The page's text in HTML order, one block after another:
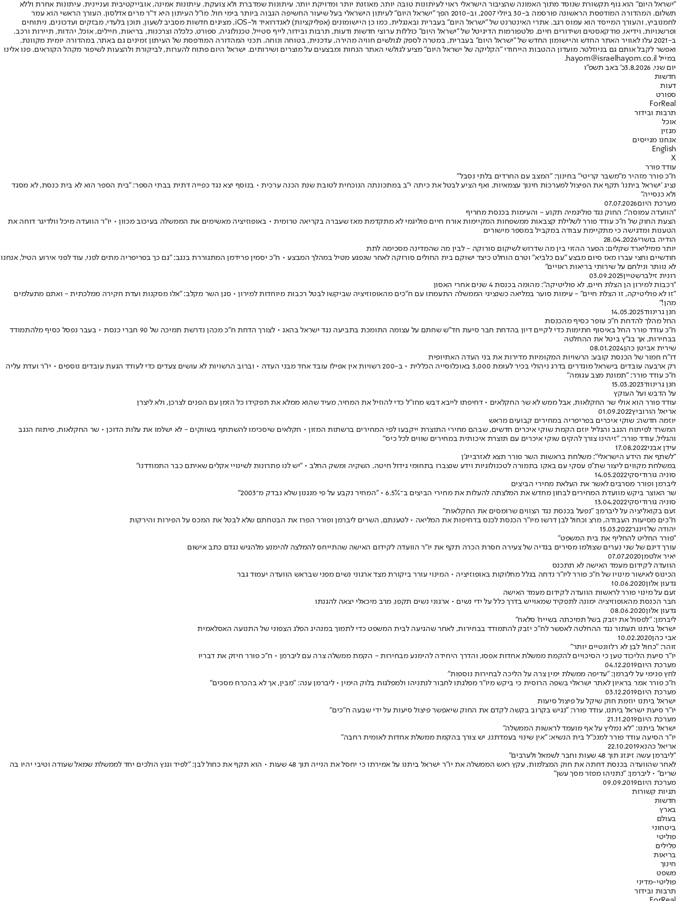
"ישראל היום" הוא גוף תקשורת שנוסד מתוך האמונה שהציבור הישראלי ראוי לעיתונות טובה יותר, מאוזנת יותר ומדויקת יותר. עיתונות שמדברת ולא צועקת. עיתונות אמינה, אובייקטיבית ועניינית. עיתונות אחרת וללא
תשלום. המהדורה המודפסת הראשונה פורסמה ב-30 ביולי 2007, וב-2010 הפך "ישראל היום" לעיתון הישראלי בעל שיעור החשיפה הגבוה ביותר בימי חול. מו"ל העיתון היא ד"ר מרים אדלסון. העורך הראשי הוא עמר
לחמנוביץ, והעורך המייסד הוא עמוס רגב. אתרי האינטרנט של "ישראל היום" בעברית ובאנגלית, כמו כן היישומונים (אפליקציות) לאנדרואיד ול-iOS, מציגים חדשות מסביב לשעון, תוכן בלעדי, מבזקים ועדכונים, ניתוחים
ופרשנויות, וידיאו, פודקאסטים ושידורים חיים. פלטפורמות הדיגיטל של "ישראל היום" כוללות ערוצי חדשות ודעות, תרבות ובידור, לייף סטייל, טכנולוגיה, ספורט, כלכלה וצרכנות, בריאות, חיילים, אוכל, יהדות, תיירות ורכב.
ב-2021 עלו לאוויר האתר החדש והיישומון החדש של "ישראל היום" בעברית, במטרה לספק לגולשים חוויה מהירה, עדכנית, בטוחה ונוחה. תכני המהדורה המודפסת של העיתון זמינים גם באתר, במהדורה יומית מקוונת,
ואפשר לקבל אותם גם בניוזלטר. מועדון ההטבות הייחודי "הקליקה של ישראל היום" מציע לגולשי האתר הנחות ומבצעים על מוצרים ושירותים. ישראל היום פתוח להערות, לביקורת ולהצעות לשיפור מקהל הקוראים. פנו אלינו
במייל hayom@israelhayom.co.il.
יום שני, 3.8.2026
כ' באב תשפ"ו
חדשות
דעות
ספורט
ForReal
תרבות ובידור
אוכל
מגזין
אנחנו מגייסים
English
X
עודד פורר
ח"כ פורר מזהיר מ"משבר קריטי" בחינוך: "המצב עם החרדים בלתי נסבל"
נציג ׳ישראל ביתנו׳ תקף את הפיצול למערכות חינוך עצמאיות, ואף הציע לבטל את כיתה י״ב במתכונתה הנוכחית לטובת שנת הכנה ערכית • בנוסף יצא נגד כפייה דתית בבתי הספר: ״בית הספר הוא לא בית כנסת, לא מסגד
ולא כנסייה״
מערכת היום07.07.2026
"הוועדה עמוסה": החוק נגד פוליגמיה תקוע - והעימות בכנסת מחריף
הצעת החוק של ח"כ עודד פורר לשלילת קצבאות ממשפחות המקיימות אורח חיים פוליגמי לא מתקדמת מאז שעברה בקריאה טרומית • באופוזיציה מאשימים את הממשלה בעיכוב מכוון • יו"ר הוועדה מיכל וולדיגר דוחה את
הטענות ומדגישה כי מתקיימת עבודה במקביל במספר מישורים
הודיה בושרי28.04.2026
יותר ממיליארד שקלים: הפער ההזוי בין מה שדרוש לשיקום סורוקה - לבין מה שהמדינה מסכימה לתת
חודשיים וחצי עברו מאז סיום מבצע "עם כלביא" וטרם הוחלט כיצד ישוקם בית החולים סורוקה לאחר שנפגע מטיל במהלך המבצע • ח"כ יסמין פרידמן המתגוררת בנגב: "גם כך בפריפריה מתים לפני, עוד לפני אירוע הטיל, אנחנו
לא נוותר ונילחם על שירותי בריאות ראויים"
רונית זילברשטיין03.09.2025
"רכבות למירון הן הצלת חיים, לא פוליטיקה": מהומה בכנסת 4 שנים אחרי האסון
"זו לא פוליטיקה, זו הצלת חיים" - עימות סוער במליאה כשנציגי הממשלה התעמתו עם ח"כים מהאופוזיציה שביקשו לבטל רכבות מיוחדות למירון • סגן השר מקלב: "אלו מסקנות ועדת חקירה ממלכתית - ואתם מתעלמים
מהן!"
חנן גרינווד14.05.2025
החל מהלך להדחת ח"כ עופר כסיף מהכנסת
ח"כ עודד פורר החל באיסוף חתימות כדי לקיים דיון בהדחת חבר סיעת חד"ש שחתם על עצומה התומכת בתביעה נגד ישראל בהאג • לצורך הדחת ח"כ מכהן נדרשת תמיכה של 90 חברי כנסת • בעבר נפסל כסיף מלהתמודד
בבחירות, אך בג"ץ ביטל את ההחלטה
שירית אביטן כהן08.01.2024
דו"ח חמור של הכנסת קובע: הרשויות המקומיות מדירות את בני העדה האתיופית
רק ארבעה עובדים בישראל מוגדרים בדרג ניהולי בכיר לעומת 3,000 באוכלוסייה הכללית • ב-200 רשויות אין אפילו עובד אחד מבני העדה • וברוב הרשויות לא עושים צעדים כדי לעודד הגעת עובדים נוספים • יו"ר ועדת עליה
ח"כ עודד פורר: "תמונת מצב עגומה"
חנן גרינווד15.03.2023
על הדבש ועל העוקץ
עודד פורר הוא אולי שר החקלאות, אבל ממש לא שר החקלאים • דחיפתו לייבא דבש מחו"ל כדי להוזיל את המחיר, מעיד שהוא ממלא את תפקידו כל הזמן עם הפנים לצרכן, ולא ליצרן
אריאל הורוביץ01.09.2022
יוזמה חדשה: שוקי איכרים בפריפריה במחירים קבועים מראש
המשרד לפיתוח הנגב והגליל יוזם הקמת שוקי איכרים חדשים, שבהם מחירי התוצרת ייקבעו לפי המחירים ברשתות המזון • חקלאים שיסכימו להשתתף בשווקים - לא ישלמו את עלות הדוכן • שר החקלאות, פיתוח הנגב
והגליל, עודד פורר: "זיהינו צורך להקים שוקי איכרים עם תוצרת איכותית במחירים שווים לכל כיס"
עידן אבני17.08.2022
"לשתף את הידע הישראלי": משלחת בראשות השר פורר תצא לאזרבייג'ן
במשלחת מקווים ליצור שת"פ עסקי עם באקו בתמורה לטכנולוגיות וידע שנצברו בתחומי גידול חיטה, השקיה ומשק החלב • "יש לנו פתרונות לשינויי אקלים שאיתם כבר התמודדנו"
סוניה גורודיסקי14.05.2022
ליברמן ופורר מסרבים לאשר את העלאת מחירי הביצים
שר האוצר ביקש מוועדת המחירים לבחון מחדש את המלצתה להעלות את מחירי הביצים ב־6.5% • "המחיר נקבע על פי מנגנון שלא נבדק מ־2003"
סוניה גורודיסקי13.04.2022
זעם בקואליציה על ליברמן: "נפעל בכנסת נגד הצווים שרומסים את החקלאות"
ח"כים מסיעות העבודה, מרצ וכחול לבן דרשו מיו"ר הכנסת לכנס בדחיפות את המליאה • לטענתם, השרים ליברמן ופורר הפרו את הבטחתם שלא לבטל את המכס על הפירות והירקות
יהודה שלזינגר15.03.2022
"פורר החליט להחליף את בית המשפט"
עורך דינם של שני נערים שצולמו מסירים בגדיה של צעירה חסרת הכרה תקף את יו"ר הוועדה לקידום האישה שהתייחס להמלצה להימנע מלהגיש נגדם כתב אישום
יאיר אלטמן07.07.2020
הוועדה לקידום מעמד האישה לא תתכנס
הכינוס לאישור מינויו של ח"כ פורר ליו"ר נדחה בגלל מחלוקות באופוזיציה • המינוי עורר ביקורת מצד ארגוני נשים מפני שבראש הוועדה יעמוד גבר
גדעון אלון10.06.2020
זעם על מינוי פורר לראשות הוועדה לקידום מעמד האישה
חבר הכנסת מהאופוזיציה ימונה לתפקיד שמאוייש בדרך כלל על ידי נשים • ארגוני נשים תקפו, מרב מיכאלי יצאה להגנתו
גדעון אלון08.06.2020
ליברמן: "לפסול את יזבק בשל תמיכתה בשייח' סלאח"
ישראל ביתנו תעתור נגד ההחלטה לאפשר לח"כ יזבק להתמודד בבחירות, לאחר שהגיעה לבית המשפט כדי לתמוך במנהיג הפלג הצפוני של התנועה האסלאמית
אבי כהן10.02.2020
זוהר: "כחול לבן לא רלוונטיים יותר"
יו"ר סיעת הליכוד טען כי הסיכויים להקמת ממשלת אחדות אפסו, והדרך היחידה להימנע מבחירות - הקמת ממשלה צרה עם ליברמן • ח"כ פורר חיזק את דבריו
מערכת היום04.12.2019
לחץ פנימי על ליברמן: "עדיפה ממשלת ימין צרה על הליכה לבחירות נוספות"
ח"כ פורר אמר בראיון לאתר ישראלי בשפה הרוסית כי ביקש מיו"ר מפלגתו לחבור לנתניהו ולמפלגות בלוק הימין • ליברמן ענה: "מבין, אך לא בהכרח מסכים"
מערכת היום03.12.2019
ישראל ביתנו יוזמת חוק שיקל על פיצול סיעות
יו"ר סיעת ישראל ביתנו, עודד פורר: "נגיש בקרוב בקשה לקדם את החוק שיאפשר פיצול סיעות על ידי שבעה ח"כים"
מערכת היום21.11.2019
ישראל ביתנו: "לא נמליץ על אף מועמד לראשות הממשלה"
יו"ר הסיעה עודד פורר למנכ"ל בית הנשיא: "אין שינוי בעמדתנו, יש צורך בהקמת ממשלת אחדות לאומית רחבה"
אריאל כהנא22.10.2019
"ליברמן עשה זיגזג תוך 48 שעות וחבר לשמאל ולערבים"
לאחר שהוועדה בכנסת דחתה את חוק המצלמות, עקץ ראש הממשלה את יו"ר ישראל ביתנו על אמירתו כי יחסל את הנייה תוך 48 שעות • הוא תקף את כחול לבן: "לפיד וגנץ הולכים יחד לממשלת שמאל שעודה וטיבי יהיו בה
שרים" • ליברמן: "נתניהו מפזר מסך עשן"
מערכת היום09.09.2019
תגיות קשורות
חדשות
בארץ
בעולם
ביטחוני
פוליטי
פלילים
בריאות
חינוך
משפט
פוליטי-מדיני
תרבות ובידור